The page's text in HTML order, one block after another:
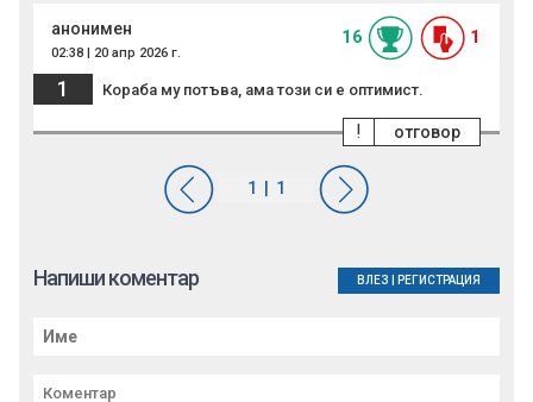
анонимен
02:38 | 20 апр 2026 г.
16 1
1 Кораба му потъва, ама този си е оптимист.
отговор
!
Напиши коментар ВЛЕЗ РЕГИСТРАЦИЯ